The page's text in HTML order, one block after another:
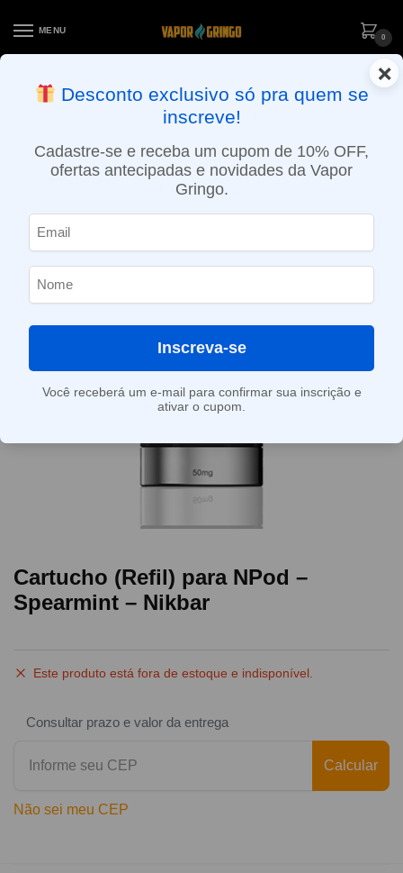
MENU
0
ENTREGA NO MESMO DIA EM SÃO PAULO (SEG A SEX): PEDIDOS
APROVADOS ATÉ 15:30 VIA MOTOBOY
Cartucho (Refil) para NPod –
Spearmint – Nikbar
Este produto está fora de estoque e indisponível.
Consultar prazo e valor da entrega
Calcular
Não sei meu CEP
×
Desconto exclusivo só pra quem se
inscreve!
Cadastre-se e receba um cupom de 10% OFF,
ofertas antecipadas e novidades da Vapor
Gringo.
Inscreva-se
Você receberá um e-mail para confirmar sua inscrição e
ativar o cupom.